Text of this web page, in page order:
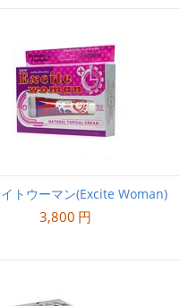
トウーマン(Excite Woman)
3,800 円